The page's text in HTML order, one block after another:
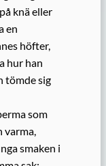
knä eller
en
höfter,
hur han
tömde sig
som
varma,
smaken i